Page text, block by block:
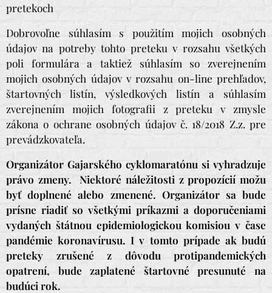
pretekoch
Dobrovoľne súhlasím s použitím mojich osobných
údajov na potreby tohto preteku v rozsahu všetkých
poli formulára a taktiež súhlasím so zverejnením
mojich osobných údajov v rozsahu on-line prehľadov,
štartovných listín, výsledkových listín a súhlasím
zverejnením mojich fotografii z preteku v zmysle
zákona o ochrane osobných údajov č. 18/2018 Z.z. pre
prevádzkovateľa.
Organizátor Gajarského cyklomaratónu si vyhradzuje
právo zmeny. Niektoré náležitosti z propozícií možu
byť doplnené alebo zmenené. Organizátor sa bude
prísne riadiť so všetkými príkazmi a doporučeniami
vydaných štátnou epidemiologickou komisiou v čase
pandémie koronavírusu. I v tomto prípade ak budú
preteky zrušené z dôvodu protipandemických
opatrení, bude zaplatené štartovné presunuté na
budúci rok.